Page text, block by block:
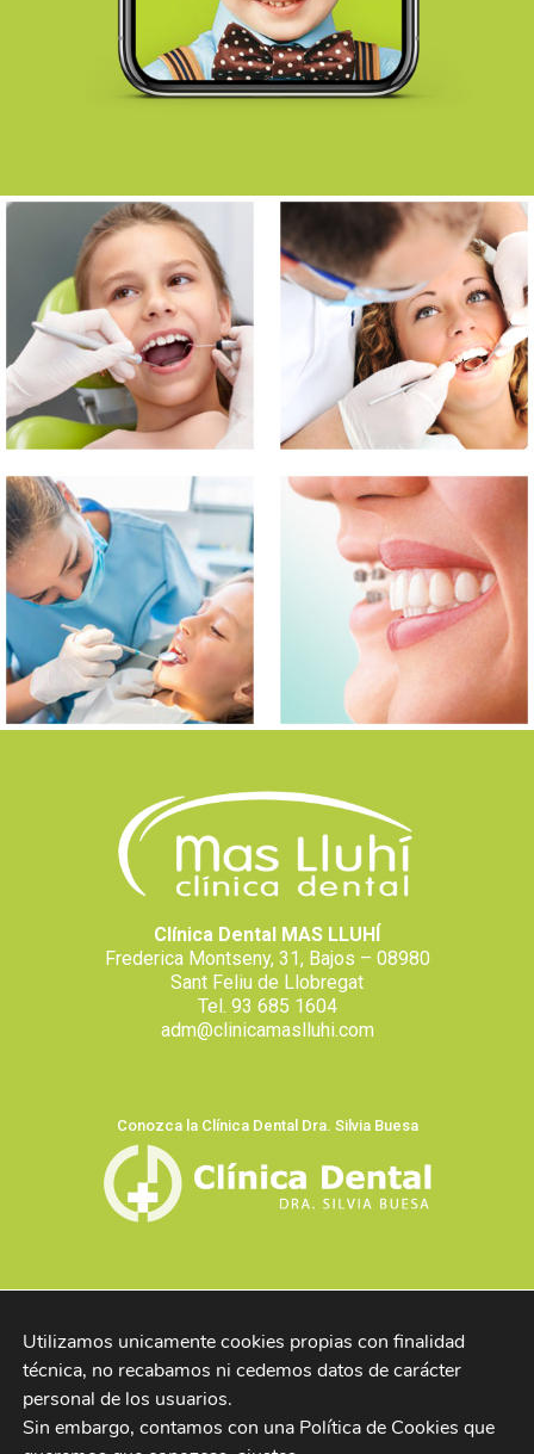
Clínica Dental MAS LLUHÍ
Frederica Montseny, 31, Bajos – 08980
Sant Feliu de Llobregat
Tel. 93 685 1604
adm@clinicamaslluhi.com
Conozca la Clínica Dental Dra. Silvia Buesa
POLÍTICA DE PRIVACIDAD
Utilizamos unicamente cookies propias con finalidad
técnica, no recabamos ni cedemos datos de carácter
Sin embargo, contamos con una Política de Cookies que